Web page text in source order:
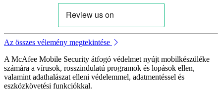
Az összes vélemény megtekintése
A McAfee Mobile Security átfogó védelmet nyújt mobilkészüléke
számára a vírusok, rosszindulatú programok és lopások ellen,
valamint adathalászat elleni védelemmel, adatmentéssel és
eszközkövetési funkciókkal.